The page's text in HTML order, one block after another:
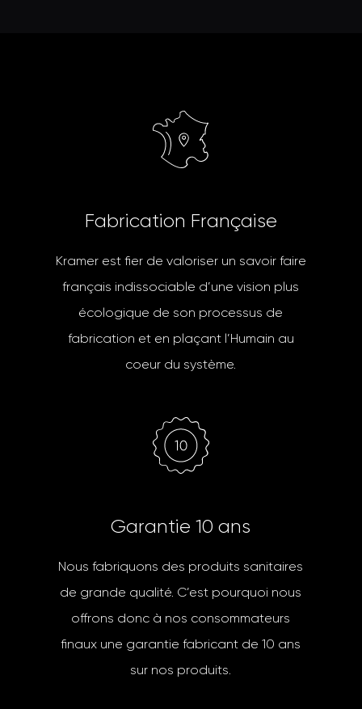
Fa brication Française
Kramer est fier de valoriser un savoir faire
français indissociable d’une vision plus
écologique de son processus de
fabrication et en plaçant l’Humain au
coeur du système.
Garantie 10 ans
Nous fabriquons des produits sanitaires
de grande qualité. C’est pourquoi nous
offrons donc à nos consommateurs
finaux une garantie fabricant de 10 ans
sur nos produits.